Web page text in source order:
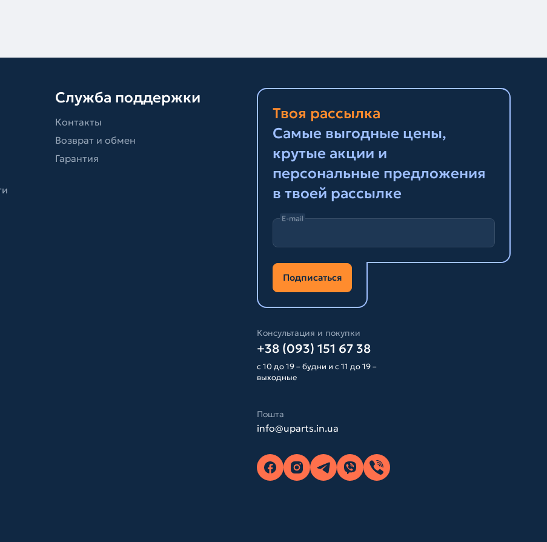
Служба поддержки
Контакты
Возврат и обмен
Гарантия
Твоя рассылка
Самые выгодные цены,
крутые акции и
персональные предложения
в твоей рассылке
E-mail
Подписаться
Консультация и покупки
+38 (093) 151 67 38
с 10 до 19 – будни и с 11 до 19 –
выходные
Пошта
info@uparts.in.ua